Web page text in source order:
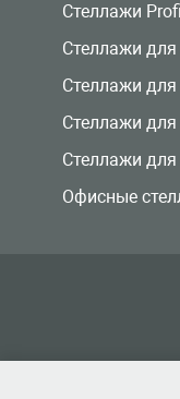
Стеллажи Profi
Стеллажи
Стеллажи для
Стеллажи
Стеллажи для
Офисные